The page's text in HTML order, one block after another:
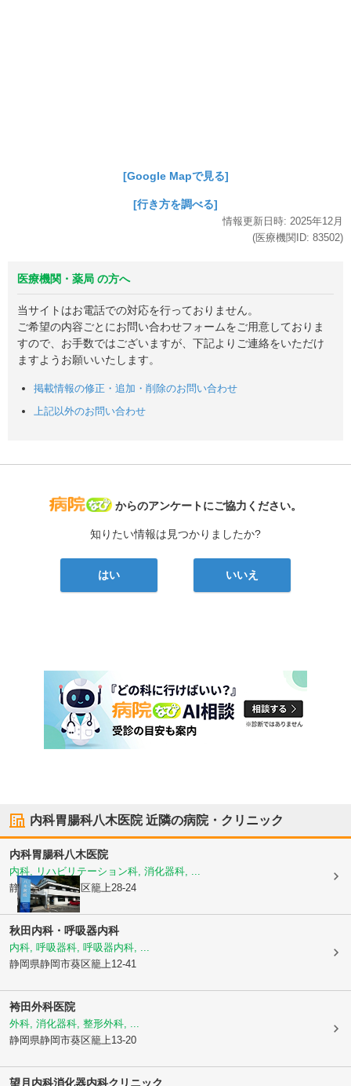
[Google Mapで見る]
[行き方を調べる]
情報更新日時: 2025年12月
(医療機関ID: 83502)
医療機関・薬局 の方へ
当サイトはお電話での対応を行っておりません。
ご希望の内容ごとにお問い合わせフォームをご用意しておりま
すので、お手数ではございますが、下記よりご連絡をいただけ
ますようお願いいたします。
掲載情報の修正・追加・削除のお問い合わせ
上記以外のお問い合わせ
病院なび
からのアンケートにご協力ください。
知りたい情報は見つかりましたか?
はい いいえ
内科胃腸科八木医院近隣の病院・クリニック
内科胃腸科八木医院
内科, リハビリテーション科, 消化器科, ...
静岡県静岡市葵区籠上28-24
秋田内科・呼吸器内科
内科, 呼吸器科, 呼吸器内科, ...
静岡県静岡市葵区籠上12-41
袴田外科医院
外科, 消化器科, 整形外科, ...
静岡県静岡市葵区籠上13-20
望月内科消化器内科クリニック